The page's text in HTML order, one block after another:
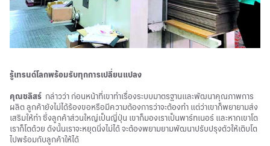
รู้เทรนด์โลกพร้อมรับทุกการเปลี่ยนแปลง
คุณชลิสร์ กล่าวว่า ก่อนหน้าที่เขาทำเรื่องระบบมาตรฐานและพัฒนาคุณภาพการ
ผลิต ลูกค้ายังไม่ได้ร้องขอหรือมีความต้องการว่าจะต้องทำ แต่ว่าเขาก็พยายามส่ง
เสริมให้ทำ ซึ่งลูกค้าส่วนใหญ่เป็นญี่ปุ่น เขาก็มองเราเป็นพาร์ทเนอร์ และหากเขาโต
เราก็โตด้วย ดังนั้นเราจะหยุดนิ่งไม่ได้ จะต้องพยามยามพัฒนาปรับปรุงตัวให้เติบโต
ไปพร้อมกับลูกค้าให้ได้